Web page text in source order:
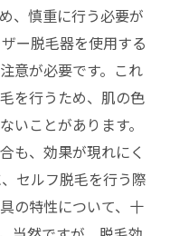
、慎重に行う必要が
ー脱毛器を使用する
意が必要です。これ
を行うため、肌の色
いことがあります。
も、効果が現れにく
セルフ脱毛を行う際
の特性について、十